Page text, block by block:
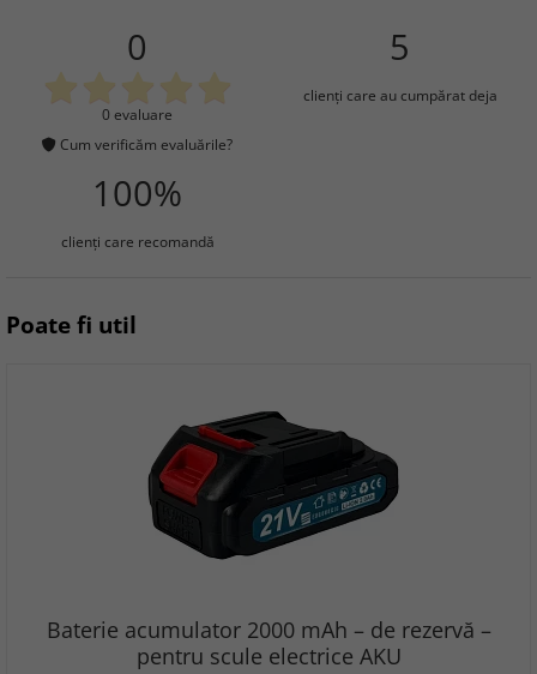
0
0 evaluare
Cum verificăm evaluările?
5
clienţi care au cumpărat deja
100%
clienţi care recomandă
Poate fi util
Baterie acumulator 2000 mAh – de rezervă –
pentru scule electrice AKU